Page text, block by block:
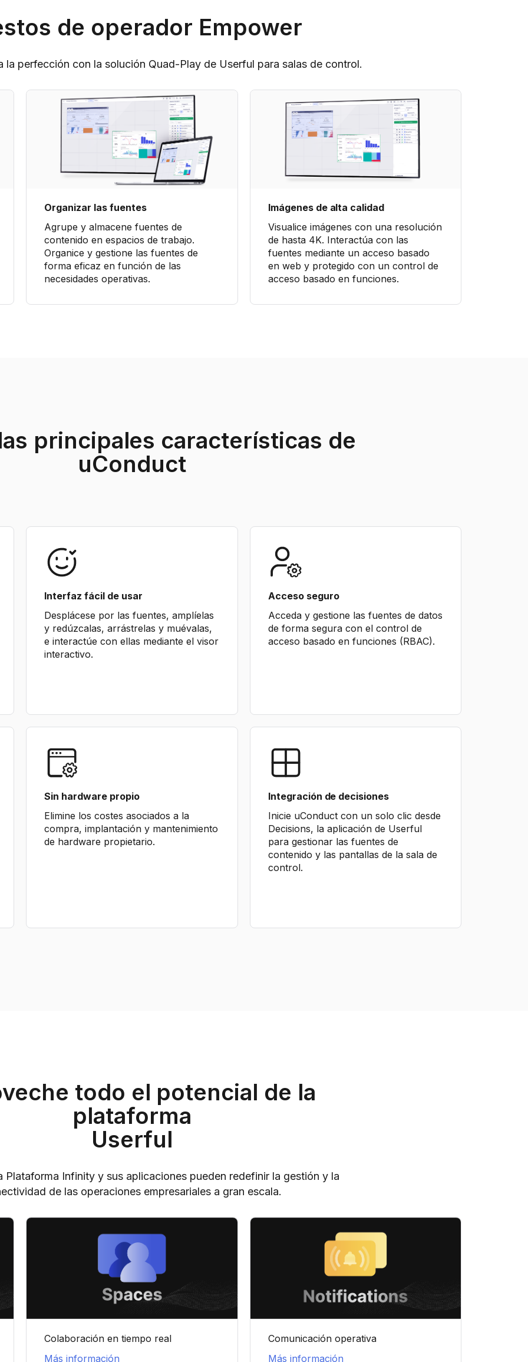
de operador Empower
la perfección con la solución Quad-Play de Userful para salas de control.
Organizar las fuentes
Agrupe y almacene fuentes de
contenido en espacios de trabajo.
Organice y gestione las fuentes de
forma eficaz en función de las
necesidades operativas.
Imágenes de alta calidad
Visualice imágenes con una resolución
de hasta 4K. Interactúa con las
fuentes mediante un acceso basado
en web y protegido con un control de
acceso basado en funciones.
principales características de
uConduct
Interfaz fácil de usar
Desplácese por las fuentes, amplíelas
y redúzcalas, arrástrelas y muévalas,
e interactúe con ellas mediante el visor
interactivo.
Acceso seguro
Acceda y gestione las fuentes de datos
de forma segura con el control de
acceso basado en funciones (RBAC).
Sin hardware propio
Elimine los costes asociados a la
compra, implantación y mantenimiento
de hardware propietario.
Integración de decisiones
Inicie uConduct con un solo clic desde
Decisions, la aplicación de Userful
para gestionar las fuentes de
contenido y las pantallas de la sala de
control.
todo el potencial de la
plataforma
Userful
Plataforma Infinity y sus aplicaciones pueden redefinir la gestión y la
de las operaciones empresariales a gran escala.
Colaboración en tiempo real
Más información
Comunicación operativa
Más información